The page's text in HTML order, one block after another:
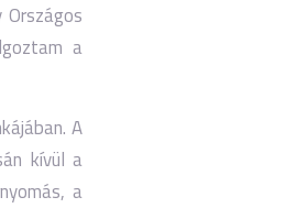
a
A
kívül a
a